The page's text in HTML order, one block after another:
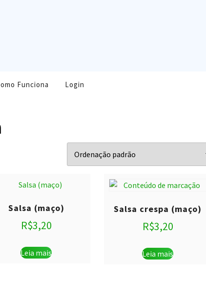
Funciona
Login
Salsa (maço)
R$3,20
Leia mais
Salsa crespa (maço)
R$3,20
Leia mais